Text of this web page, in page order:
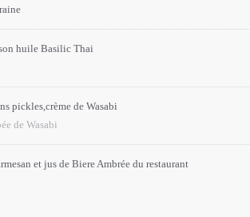
huile Basilic Thai
pickles,crème de Wasabi
de Wasabi
et jus de Biere Ambrée du restaurant